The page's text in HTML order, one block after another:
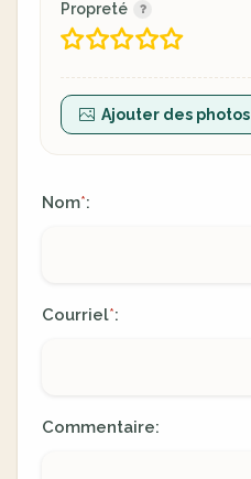
Propreté
Ajouter des photos
Nom*:
Courriel*:
Commentaire: